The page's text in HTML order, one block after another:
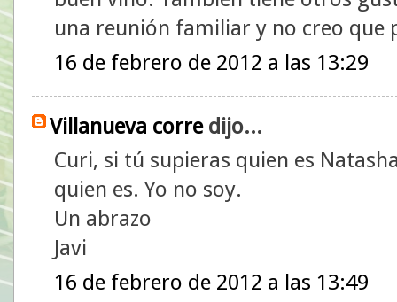
una reunión familiar y no creo que
16 de febrero de 2012 a las 13:29
Villanueva corredijo...
Curi, si tú supieras quien es
quien es. Yo no soy.
Un abrazo
Javi
16 de febrero de 2012 a las 13:49